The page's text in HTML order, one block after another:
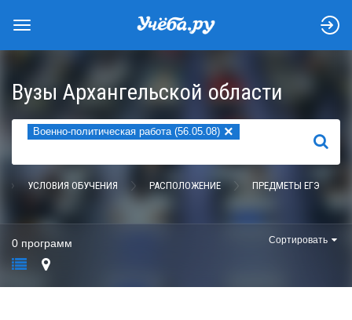
Вузы Архангельской области
Военно-политическая работа (56.05.08) ×
НАЙТИ
УСЛОВИЯ ОБУЧЕНИЯ РАСПОЛОЖЕНИЕ ПРЕДМЕТЫ ЕГЭ
0 программ Сортировать